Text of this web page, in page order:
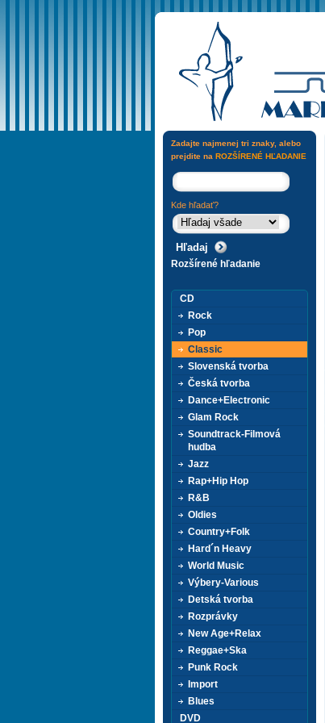
Zadajte najmenej tri znaky, alebo
prejdite na ROZŠÍRENÉ HĽADANIE
Kde hľadať?
Rozšírené hľadanie
CD
Rock
Pop
Classic
Slovenská tvorba
Česká tvorba
Dance+Electronic
Glam Rock
Soundtrack-Filmová
hudba
Jazz
Rap+Hip Hop
R&B
Oldies
Country+Folk
Hard´n Heavy
World Music
Výbery-Various
Detská tvorba
Rozprávky
New Age+Relax
Reggae+Ska
Punk Rock
Import
Blues
DVD